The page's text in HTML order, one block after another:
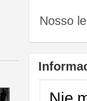
Nosso